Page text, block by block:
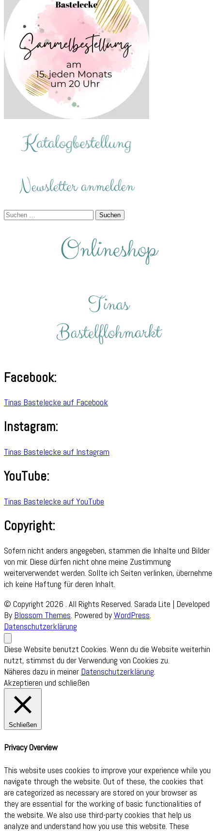
Suchen
Facebook:
Tinas Bastelecke auf Facebook
Instagram:
Tinas Bastelecke auf Instagram
YouTube:
Tinas Bastelecke auf YouTube
Copyright:
Sofern nicht anders angegeben, stammen die Inhalte und Bilder
von mir. Diese dürfen nicht ohne meine Zustimmung
weiterverwendet werden. Sollte ich Seiten verlinken, übernehme
ich keine Haftung für deren Inhalt.
© Copyright 2026 . All Rights Reserved. Sarada Lite | Developed
By Blossom Themes. Powered byWordPress.
Datenschutzerklärung
Diese Website benutzt Cookies. Wenn du die Website weiterhin
nutzt, stimmst du der Verwendung von Cookies zu.
Näheres dazu in meiner Datenschutzerklärung.
Akzeptieren und schließen
Schließen
Privacy Overview
This website uses cookies to improve your experience while you
navigate through the website. Out of these, the cookies that
are categorized as necessary are stored on your browser as
they are essential for the working of basic functionalities of
the website. We also use third-party cookies that help us
analyze and understand how you use this website. These